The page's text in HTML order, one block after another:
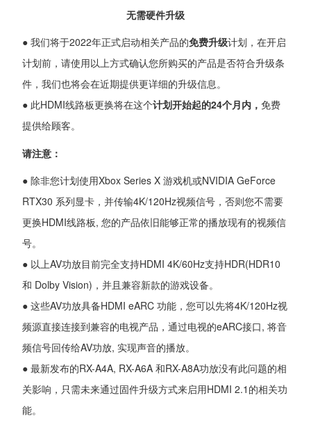
无需硬件升级
● 我们将于2022年正式启动相关产品的免费升级计划，在开启
计划前，请使用以上方式确认您所购买的产品是否符合升级条
件，我们也将会在近期提供更详细的升级信息。
● 此HDMI线路板更换将在这个计划开始起的24个月内， 免费
提供给顾客。
请注意：
● 除非您计划使用Xbox Series X 游戏机或NVIDIA GeForce
RTX30 系列显卡，并传输4K/120Hz视频信号，否则您不需要
更换HDMI线路板, 您的产品依旧能够正常的播放现有的视频信
号。
● 以上AV功放目前完全支持HDMI 4K/60Hz支持HDR(HDR10
和 Dolby Vision)，并且兼容新款的游戏设备。
● 这些AV功放具备HDMI eARC 功能，您可以先将4K/120Hz视
频源直接连接到兼容的电视产品，通过电视的eARC接口, 将音
频信号回传给AV功放, 实现声音的播放。
● 最新发布的RX-A4A, RX-A6A 和RX-A8A功放没有此问题的相
关影响，只需未来通过固件升级方式来启用HDMI 2.1的相关功
能。